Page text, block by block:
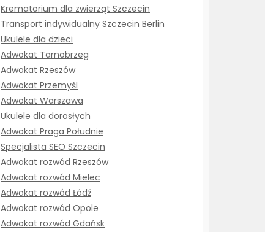
Krematorium dla zwierząt Szczecin
Transport indywidualny Szczecin Berlin
Ukulele dla dzieci
Adwokat Tarnobrzeg
Adwokat Rzeszów
Adwokat Przemyśl
Adwokat Warszawa
Ukulele dla dorosłych
Adwokat Praga Południe
Specjalista SEO Szczecin
Adwokat rozwód Rzeszów
Adwokat rozwód Mielec
Adwokat rozwód Łódź
Adwokat rozwód Opole
Adwokat rozwód Gdańsk